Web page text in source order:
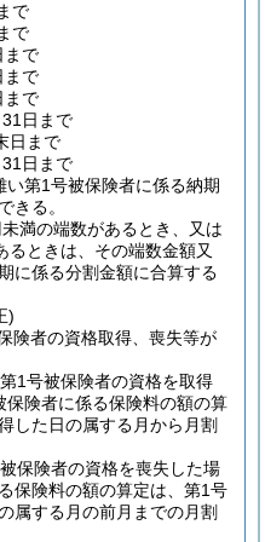
で
で
で
で
で
日まで
日まで
日まで
い第1号被保険者に係る納期
きる。
満の端数があるとき、又は
るときは、その端数金額又
に係る分割金額に合算する
)
険者の資格取得、喪失等が
1号被保険者の資格を取得
保険者に係る保険料の額の算
した日の属する月から月割
保険者の資格を喪失した場
保険料の額の算定は、第1号
属する月の前月までの月割